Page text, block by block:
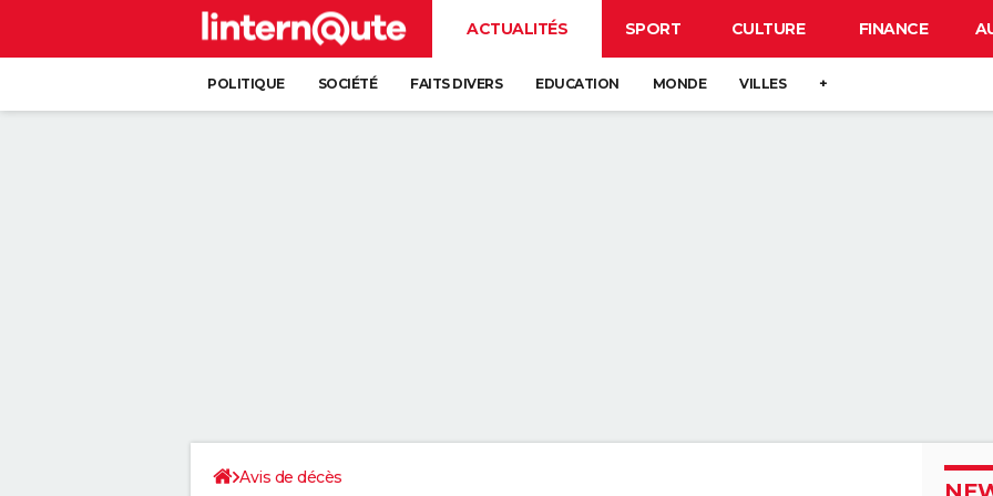
ACTUALITÉS SPORT CULTURE FINANCE
POLITIQUE SOCIÉTÉ FAITS DIVERS EDUCATION MONDE VILLES +
Avis de décès